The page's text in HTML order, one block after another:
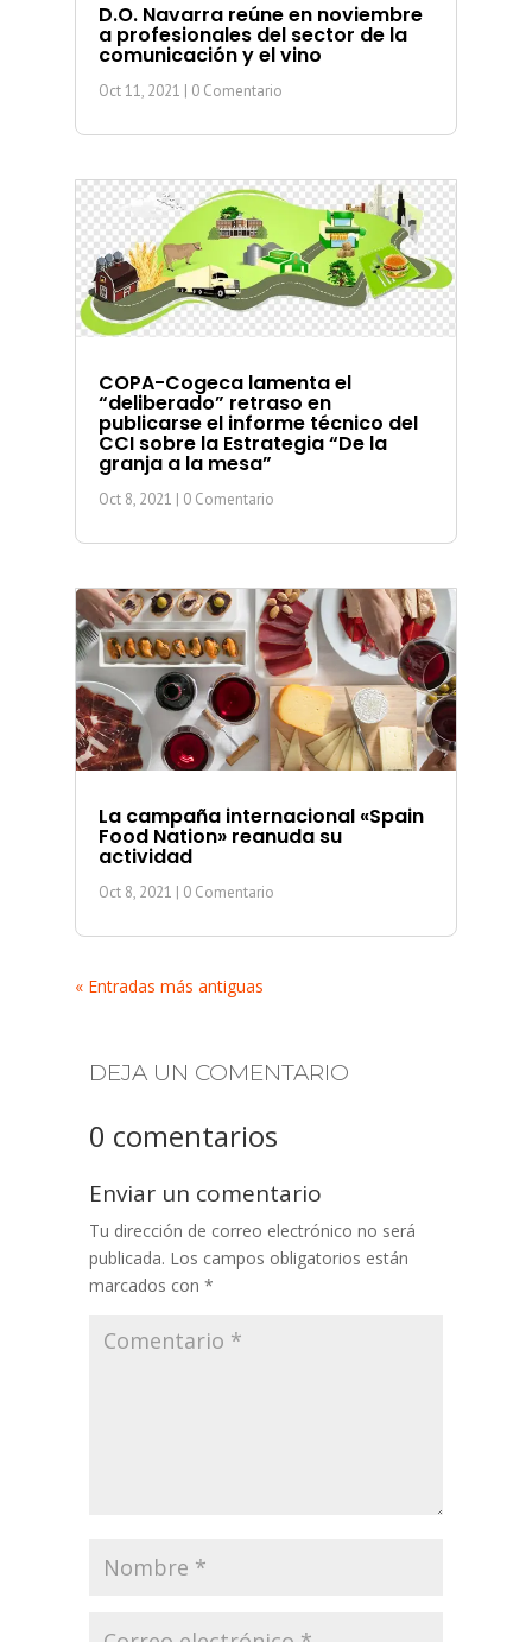
D.O. Navarra reúne en noviembre
a profesionales del sector de la
comunicación y el vino
Oct 11, 2021 | 0 Comentario
COPA-Cogeca lamenta el
“deliberado” retraso en
publicarse el informe técnico del
CCI sobre la Estrategia “De la
granja a la mesa”
Oct 8, 2021 | 0 Comentario
La campaña internacional «Spain
Food Nation» reanuda su
actividad
Oct 8, 2021 | 0 Comentario
« Entradas más antiguas
DEJA UN COMENTARIO
0 comentarios
Enviar un comentario
Tu dirección de correo electrónico no será
publicada. Los campos obligatorios están
marcados con *